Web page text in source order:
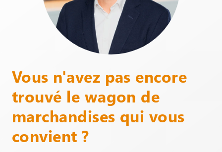
Vous n'avez pas encore
trouvé le wagon de
marchandises qui vous
convient ?